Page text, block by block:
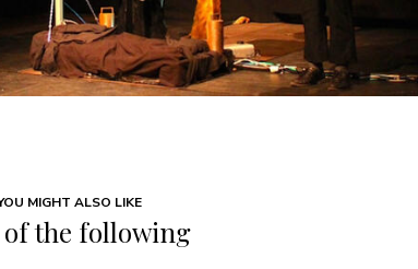
MIGHT ALSO LIKE
of the following